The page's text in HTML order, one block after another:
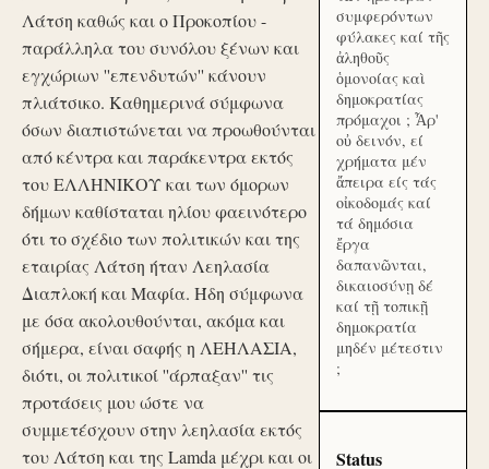
Λάτση καθώς και ο Προκοπίου -
παράλληλα του συνόλου ξένων και
εγχώριων ''επενδυτών'' κάνουν
πλιάτσικο. Καθημερινά σύμφωνα
όσων διαπιστώνεται να προωθούνται
από κέντρα και παράκεντρα εκτός
του ΕΛΛΗΝΙΚΟΥ και των όμορων
δήμων καθίσταται ηλίου φαεινότερο
ότι το σχέδιο των πολιτικών και της
εταιρίας Λάτση ήταν Λεηλασία
Διαπλοκή και Μαφία. Ήδη σύμφωνα
με όσα ακολουθούνται, ακόμα και
σήμερα, είναι σαφής η ΛΕΗΛΑΣΙΑ,
διότι, οι πολιτικοί ''άρπαξαν'' τις
προτάσεις μου ώστε να
συμμετέσχουν στην λεηλασία εκτός
του Λάτση και της Lamda μέχρι και οι
συμφερόντων
φύλακες καί τῆς
ἀληθοῦς
ὁμονοίας καὶ
δημοκρατίας
πρόμαχοι ; Ἆρ'
οὐ δεινόν, εί
χρήματα μέν
ἄπειρα είς τάς
οἰκοδομάς καί
τά δημόσια
ἔργα
δαπανῶνται,
δικαιοσύνῃ δέ
καί τῇ τοπικῇ
δημοκρατία
μηδέν μέτεστιν
;
Status